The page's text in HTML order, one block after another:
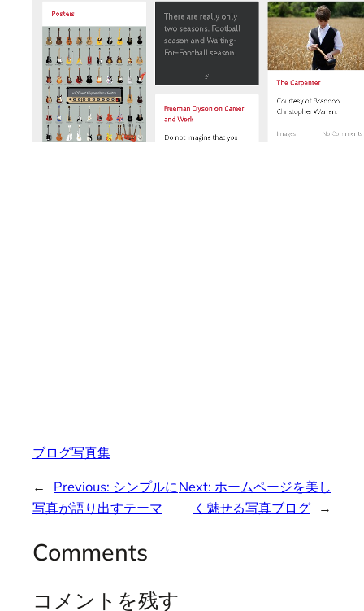
ブログ写真集
← Previous: シンプルに
写真が語り出すテーマ
Next: ホームページを美し
く魅せる写真ブログ
→
Comments
コメントを残す